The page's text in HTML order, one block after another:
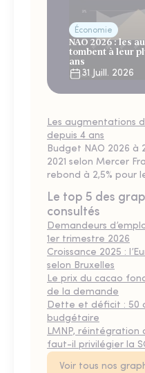
Économie
NAO 2026 : les
tombent à leur
ans
31 Juill. 2026
Les augmentations
depuis 4 ans
Budget NAO 2026 à
2021 selon Mercer
rebond à 2,5% pour
Le top 5 des
consultés
Demandeurs
1er trimestre 2026
Croissance 2025 :
selon Bruxelles
Le prix du cacao
de la demande
Dette et déficit : 50
budgétaire
LMNP, réintégration
faut-il privilégier la
Voir tous nos